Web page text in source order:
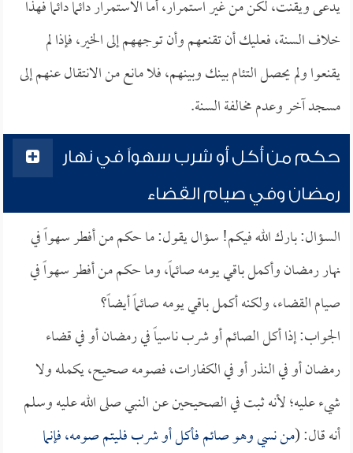
يدعى ويقنت، لكن من غير استمرار، أما الاستمرار دائماً دائماً فهذا
خلاف السنة، فعليك أن تقنعهم وأن توجههم إلى الخير، فإذا لم
يقنعوا ولم يحصل التئام بينك وبينهم، فلا مانع من الانتقال عنهم إلى
مسجد آخر وعدم مخالفة السنة.
حكم من أكل أو شرب سهواً في نهار
رمضان وفي صيام القضاء
السؤال: بارك الله فيكم! سؤال يقول: ما حكم من أفطر سهواً في
نهار رمضان وأكمل باقي يومه صائماً، وما حكم من أفطر سهواً في
صيام القضاء، ولكنه أكمل باقي يومه صائماً أيضاً؟
الجواب: إذا أكل الصائم أو شرب ناسياً في رمضان أو في قضاء
رمضان أو في النذر أو في الكفارات، فصومه صحيح، يكمله ولا
شيء عليه؛ لأنه ثبت في الصحيحين عن النبي صلى الله عليه وسلم
أنه قال: (من نسي وهو صائم فأكل أو شرب فليتم صومه، فإنما